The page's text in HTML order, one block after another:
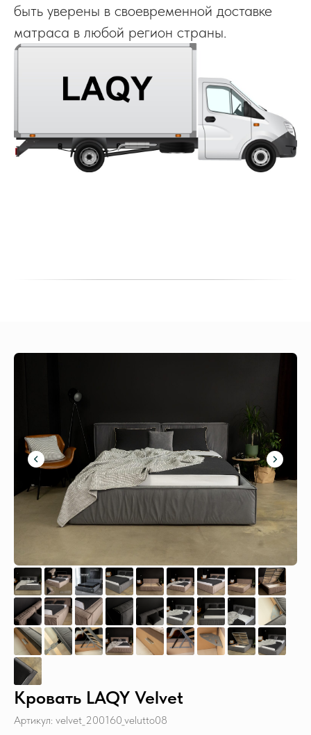
быть уверены в своевременной доставке
матраса в любой регион страны.
Кровать LAQY Velvet
Артикул: velvet_200160_velutto08